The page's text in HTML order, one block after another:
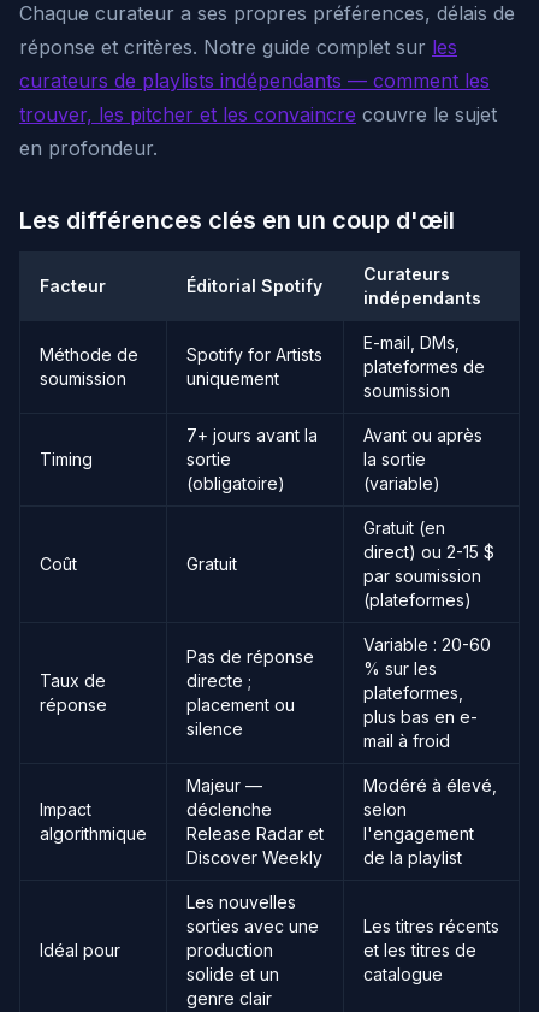
Chaque curateur a ses propres préférences, délais de
réponse et critères. Notre guide complet sur les
curateurs de playlists indépendants — comment les
trouver, les pitcher et les convaincre couvre le sujet
en profondeur.
Les différences clés en un coup d'œil
Facteur Éditorial Spotify
Curateurs
indépendants
Méthode de
soumission
Spotify for Artists
uniquement
E-mail, DMs,
plateformes de
soumission
Timing
7+ jours avant la
sortie
(obligatoire)
Avant ou après
la sortie
(variable)
Coût Gratuit
Gratuit (en
direct) ou 2-15 $
par soumission
(plateformes)
Taux de
réponse
Pas de réponse
directe ;
placement ou
silence
Variable : 20-60
% sur les
plateformes,
plus bas en e-
mail à froid
Impact
algorithmique
Majeur —
déclenche
Release Radar et
Discover Weekly
Modéré à élevé,
selon
l'engagement
de la playlist
Idéal pour
Les nouvelles
sorties avec une
production
solide et un
genre clair
Les titres récents
et les titres de
catalogue